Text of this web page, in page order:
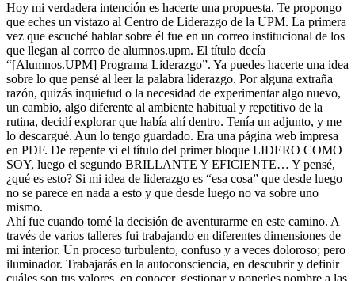
Hoy mi verdadera intención es hacerte una propuesta. Te propongo
que eches un vistazo al Centro de Liderazgo de la UPM. La primera
vez que escuché hablar sobre él fue en un correo institucional de los
que llegan al correo de alumnos.upm. El título decía
“[Alumnos.UPM] Programa Liderazgo”. Ya puedes hacerte una idea
sobre lo que pensé al leer la palabra liderazgo. Por alguna extraña
razón, quizás inquietud o la necesidad de experimentar algo nuevo,
un cambio, algo diferente al ambiente habitual y repetitivo de la
rutina, decidí explorar que había ahí dentro. Tenía un adjunto, y me
lo descargué. Aun lo tengo guardado. Era una página web impresa
en PDF. De repente vi el título del primer bloque LIDERO COMO
SOY, luego el segundo BRILLANTE Y EFICIENTE… Y pensé,
¿qué es esto? Si mi idea de liderazgo es “esa cosa” que desde luego
no se parece en nada a esto y que desde luego no va sobre uno
mismo.
Ahí fue cuando tomé la decisión de aventurarme en este camino. A
través de varios talleres fui trabajando en diferentes dimensiones de
mi interior. Un proceso turbulento, confuso y a veces doloroso; pero
iluminador. Trabajarás en la autoconsciencia, en descubrir y definir